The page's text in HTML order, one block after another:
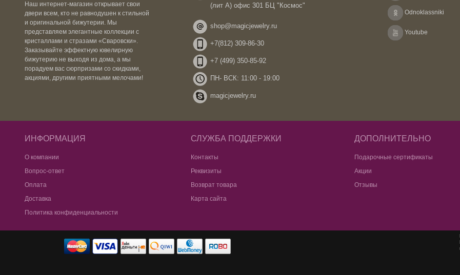
Наш интернет-магазин открывает свои
двери всем, кто не равнодушен к стильной
и оригинальной бижутерии. Мы
представляем элегантные коллекции с
кристаллами и стразами «Сваровски».
Заказывайте эффектную ювелирную
бижутерию не выходя из дома, а мы
порадуем вас сюрпризами со скидками,
акциями, другими приятными мелочами!
(лит А) офис 301 БЦ "Космос"
shop@magicjewelry.ru
+7(812) 309-86-30
+7 (499) 350-85-92
ПН- ВСК: 11:00 - 19:00
magicjewelry.ru
Odnoklassniki
Youtube
ИНФОРМАЦИЯ
О компании
Вопрос-ответ
Оплата
Доставка
Политика конфиденциальности
СЛУЖБА ПОДДЕРЖКИ
Контакты
Реквизиты
Возврат товара
Карта сайта
ДОПОЛНИТЕЛЬНО
Подарочные сертификаты
Акции
Отзывы